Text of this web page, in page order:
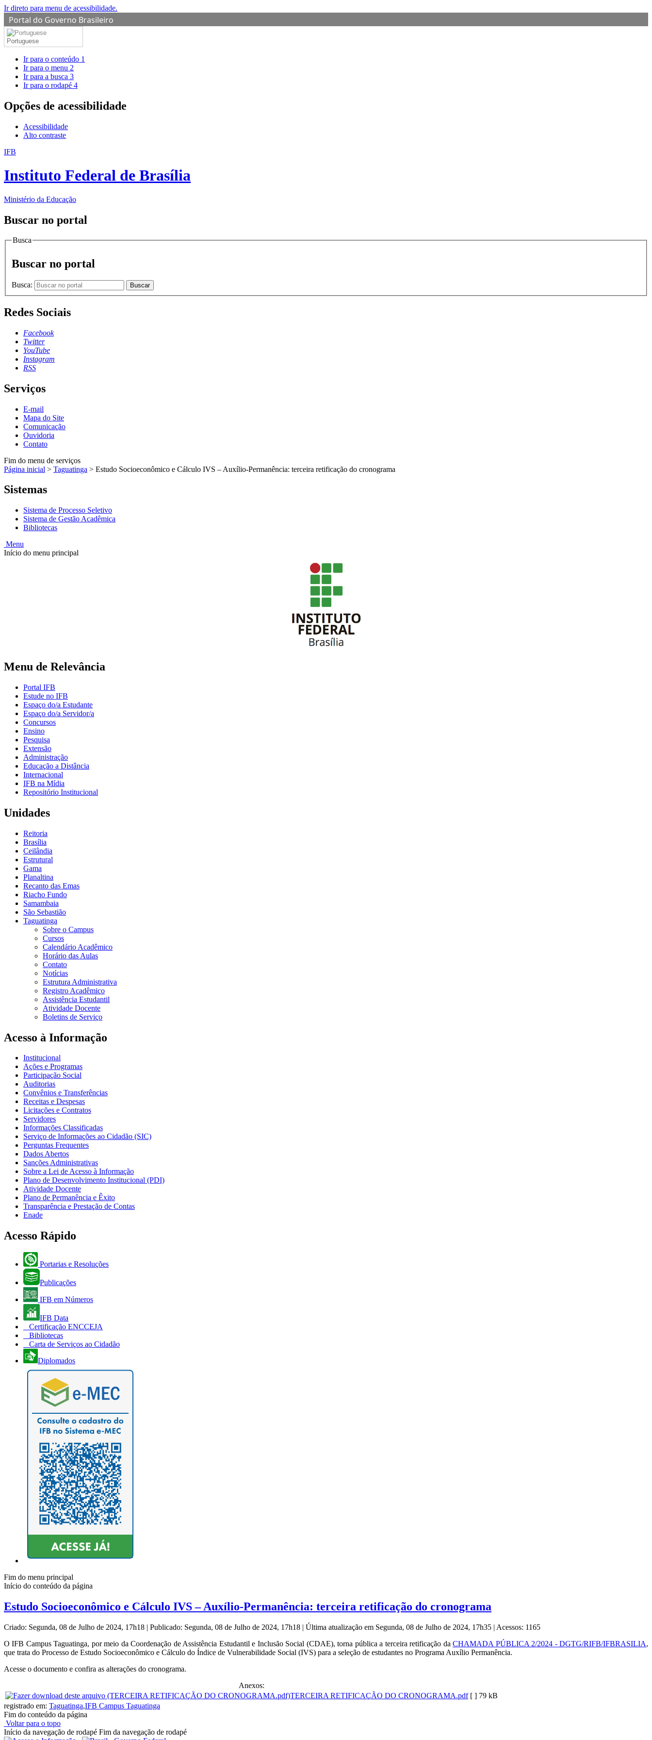
Ir direto para menu de acessibilidade.
Portal do Governo Brasileiro
Portuguese
Ir para o conteúdo 1
Ir para o menu 2
Ir para a busca 3
Ir para o rodapé 4
Opções de acessibilidade
Acessibilidade
Alto contraste
IFB
Instituto Federal de Brasília
Ministério da Educação
Buscar no portal
Busca
Buscar no portal
Busca: Buscar
Redes Sociais
Facebook
Twitter
YouTube
Instagram
RSS
Serviços
E-mail
Mapa do Site
Comunicação
Ouvidoria
Contato
Fim do menu de serviços
Página inicial > Taguatinga > Estudo Socioeconômico e Cálculo IVS – Auxílio-Permanência: terceira retificação do cronograma
Sistemas
Sistema de Processo Seletivo
Sistema de Gestão Acadêmica
Bibliotecas
Menu
Início do menu principal
Menu de Relevância
Portal IFB
Estude no IFB
Espaço do/a Estudante
Espaço do/a Servidor/a
Concursos
Ensino
Pesquisa
Extensão
Administração
Educação a Distância
Internacional
IFB na Mídia
Repositório Institucional
Unidades
Reitoria
Brasília
Ceilândia
Estrutural
Gama
Planaltina
Recanto das Emas
Riacho Fundo
Samambaia
São Sebastião
Taguatinga
Sobre o Campus
Cursos
Calendário Acadêmico
Horário das Aulas
Contato
Notícias
Estrutura Administrativa
Registro Acadêmico
Assistência Estudantil
Atividade Docente
Boletins de Serviço
Acesso à Informação
Institucional
Ações e Programas
Participação Social
Auditorias
Convênios e Transferências
Receitas e Despesas
Licitações e Contratos
Servidores
Informações Classificadas
Serviço de Informações ao Cidadão (SIC)
Perguntas Frequentes
Dados Abertos
Sanções Administrativas
Sobre a Lei de Acesso à Informação
Plano de Desenvolvimento Institucional (PDI)
Atividade Docente
Plano de Permanência e Êxito
Transparência e Prestação de Contas
Enade
Acesso Rápido
Portarias e Resoluções
Publicações
IFB em Números
IFB Data
Certificação ENCCEJA
Bibliotecas
Carta de Serviços ao Cidadão
Diplomados
Fim do menu principal
Início do conteúdo da página
Estudo Socioeconômico e Cálculo IVS – Auxílio-Permanência: terceira retificação do cronograma
Criado: Segunda, 08 de Julho de 2024, 17h18 | Publicado: Segunda, 08 de Julho de 2024, 17h18 | Última atualização em Segunda, 08 de Julho de 2024, 17h35 | Acessos: 1165
O IFB Campus Taguatinga, por meio da Coordenação de Assistência Estudantil e Inclusão Social (CDAE), torna pública a terceira retificação daCHAMADA PÚBLICA 2/2024 - DGTG/RIFB/IFBRASILIA,
que trata do Processo de Estudo Socioeconômico e Cálculo do Índice de Vulnerabilidade Social (IVS) para a seleção de estudantes no Programa Auxílio Permanência.
Acesse o documento e confira as alterações do cronograma.
Anexos:
TERCEIRA RETIFICAÇÃO DO CRONOGRAMA.pdf [ ] 79 kB
registrado em: Taguatinga,IFB Campus Taguatinga
Fim do conteúdo da página
Voltar para o topo
Início da navegação de rodapé Fim da navegação de rodapé